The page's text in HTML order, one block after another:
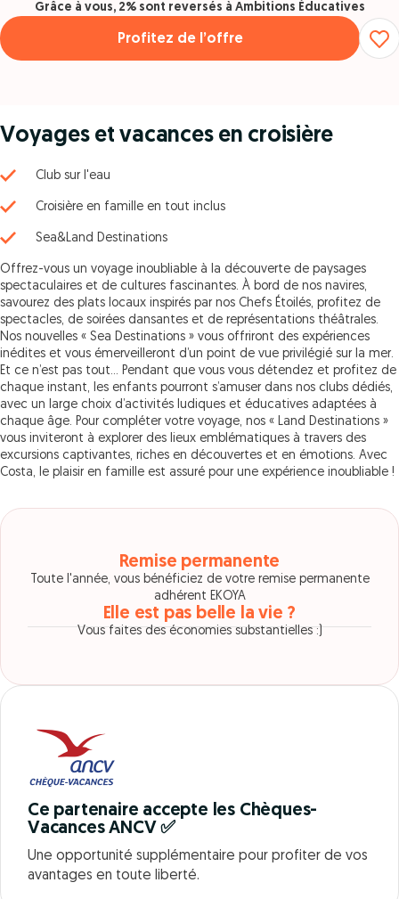
Voyages et vacances en croisière
Club sur l'eau
Croisière en famille en tout inclus
Sea&Land Destinations
Offrez-vous un voyage inoubliable à la découverte de paysages
spectaculaires et de cultures fascinantes. À bord de nos navires,
savourez des plats locaux inspirés par nos Chefs Étoilés, profitez de
spectacles, de soirées dansantes et de représentations théâtrales.
Nos nouvelles « Sea Destinations » vous offriront des expériences
inédites et vous émerveilleront d’un point de vue privilégié sur la mer.
Et ce n’est pas tout… Pendant que vous vous détendez et profitez de
chaque instant, les enfants pourront s’amuser dans nos clubs dédiés,
avec un large choix d’activités ludiques et éducatives adaptées à
chaque âge. Pour compléter votre voyage, nos « Land Destinations »
vous inviteront à explorer des lieux emblématiques à travers des
excursions captivantes, riches en découvertes et en émotions. Avec
Costa, le plaisir en famille est assuré pour une expérience inoubliable !
Profitez de l’offre
Grâce à vous, 2% sont reversés à Ambitions Éducatives
Remise permanente
Toute l'année, vous bénéficiez de votre remise permanente
adhérent EKOYA
Elle est pas belle la vie ?
Vous faites des économies substantielles :)
Ce partenaire accepte les Chèques-
Vacances ANCV ✅
Une opportunité supplémentaire pour profiter de vos
avantages en toute liberté.